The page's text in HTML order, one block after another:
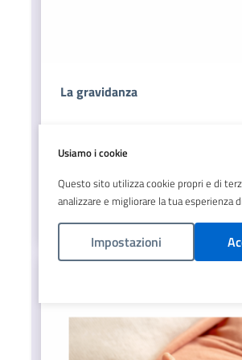
La gravidanza
Leggi tutto..
Usiamo i cookie
Questo sito utilizza cookie propri e di
analizzare e migliorare la tua esperienza
Impostazioni